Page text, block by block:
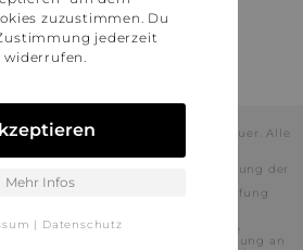
munich.
gesetzlichen Mehrwertsteuer. Alle
Rabatte, die durch die Nutzung der
unserer Partner voraussichtlich
führt keine vollständige Prüfung
es kann daher in Einzelfällen
abweichend von unserem
Shop nicht oder nur teilweise
hinaus kann deren Verwendung an
zuzustimmen. Du
jederzeit
widerrufen.
Mehr Infos
| Datenschutz